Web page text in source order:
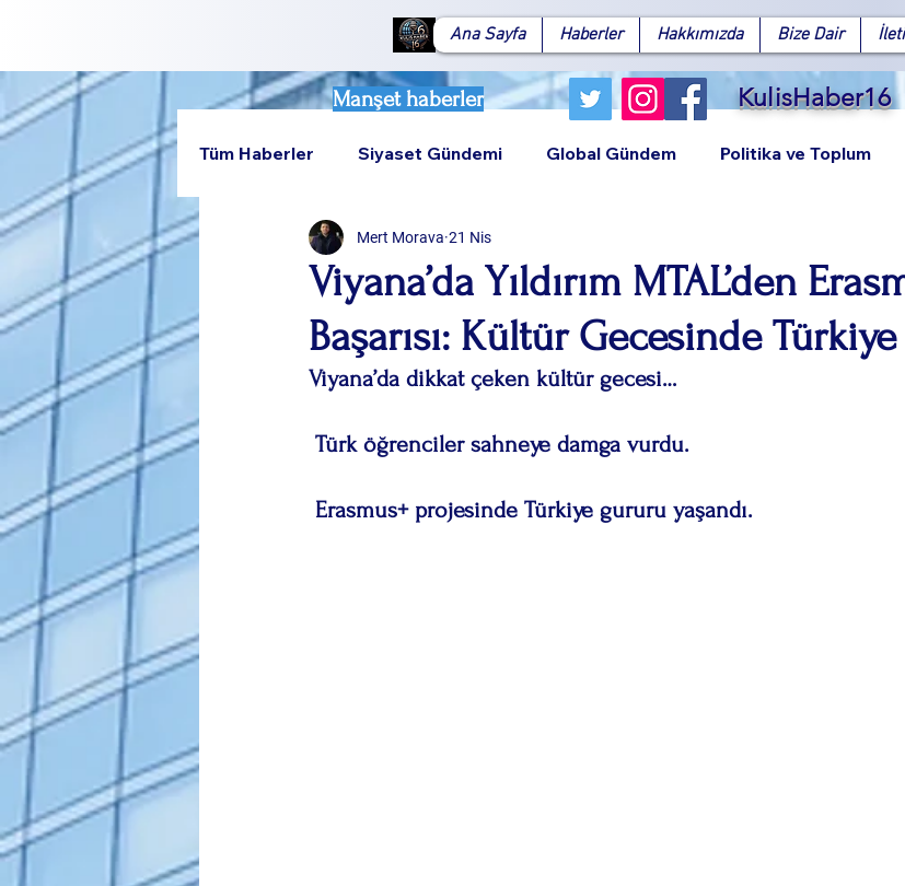
Ana Sayfa Haberler Hakkımızda Bize Dair
Manşet haberler KulisHaber16
FacebookX (Twitter)WhatsAppLinkedIn
Tüm Haberler Siyaset Gündemi Global Gündem Politika ve Toplum
Teknoloji Rumeli
Viyana’da Yıldırım MTAL’den
Başarısı: Kültür Gecesinde Türkiye
Mert Morava 21 Nis
Viyana’da dikkat çeken kültür gecesi…
Türk öğrenciler sahneye damga vurdu.
Erasmus+ projesinde Türkiye gururu yaşandı.